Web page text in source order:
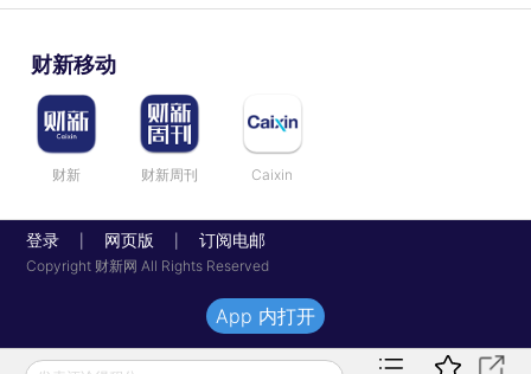
财新移动
财新 财新周刊 Caixin
登录 网页版 订阅电邮
Copyright 财新网 All Rights Reserved
App 内打开